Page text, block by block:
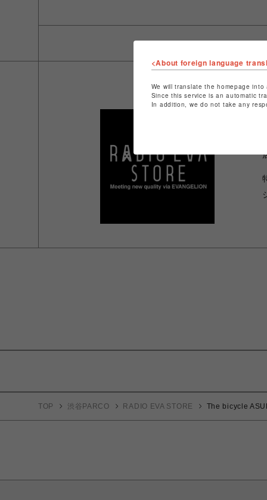
TOP 渋谷PARCO RADIO EVA STORE The bicycle
<About foreign language
We will translate the homepage
Since this service is an automatic
In addition, we do not take any